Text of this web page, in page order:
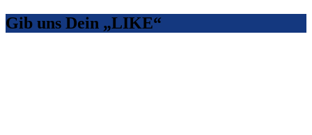
Gib uns Dein „LIKE“